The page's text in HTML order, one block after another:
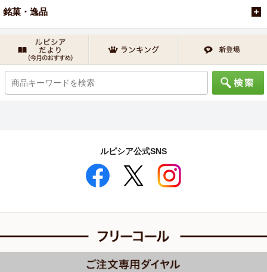
銘菓・逸品
ルピシア公式SNS